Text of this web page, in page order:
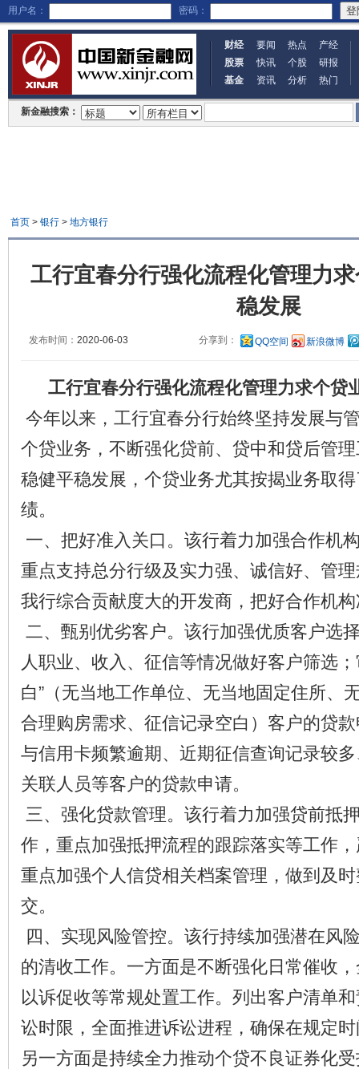
用户名： 密码：
财经 要闻 热点
产经
股票
快讯 个股
研报
基金
资讯 分析 热门
新金融搜索：
首页> 银行> 地方银行
工行宜春分行强化流程化管理力
稳发展
发布时间： 2020-06-03 分享到： QQ空间 新浪微博
工行宜春分行强化流程化管理力求个贷
今年以来，工行宜春分行始终坚持发展与
个贷业务，不断强化贷前、贷中和贷后管
稳健平稳发展，个贷业务尤其按揭业务取
绩。
一、把好准入关口。该行着力加强合作机
重点支持总分行级及实力强、诚信好、管
我行综合贡献度大的开发商，把好合作机
二、甄别优劣客户。该行加强优质客户选
人职业、收入、征信等情况做好客户筛选
白”（无当地工作单位、无当地固定住所、
合理购房需求、征信记录空白）客户的贷
与信用卡频繁逾期、近期征信查询记录较
关联人员等客户的贷款申请。
三、强化贷款管理。该行着力加强贷前抵
作，重点加强抵押流程的跟踪落实等工作
重点加强个人信贷相关档案管理，做到及
交。
四、实现风险管控。该行持续加强潜在风
的清收工作。一方面是不断强化日常催收
以诉促收等常规处置工作。列出客户清单
讼时限，全面推进诉讼进程，确保在规定
另一方面是持续全力推动个贷不良证券化